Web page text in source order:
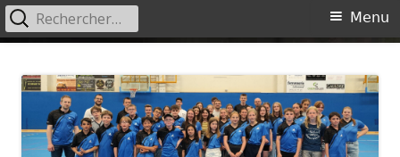
Menu
Menu
Rechercher :